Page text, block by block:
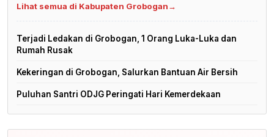
Lihat semua di Kabupaten Grobogan→
Terjadi Ledakan di Grobogan, 1 Orang Luka-Luka dan
Rumah Rusak
Kekeringan di Grobogan, Salurkan Bantuan Air Bersih
Puluhan Santri ODJG Peringati Hari Kemerdekaan